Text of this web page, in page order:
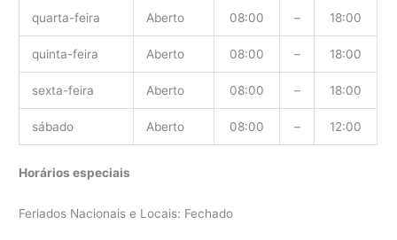
quarta-feira Aberto 08:00 – 18:00
quinta-feira Aberto 08:00 – 18:00
sexta-feira Aberto 08:00 – 18:00
sábado Aberto 08:00 – 12:00
Horários especiais
Feriados Nacionais e Locais: Fechado